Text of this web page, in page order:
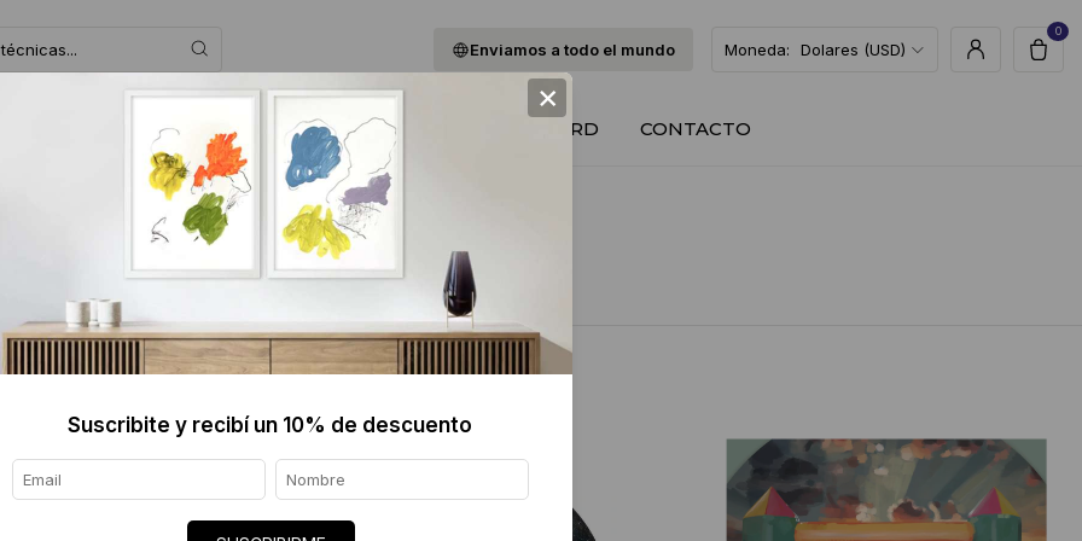
Enviamos a todo el mundo Moneda: Dolares (USD)
0
BLOG QUIENES SOMOS GIFT CARD CONTACTO
×
Suscribite y recibí un 10% de descuento